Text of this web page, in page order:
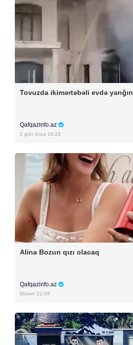
Tovuzda ikimərtəbəli evdə yanğın
Qafqazinfo.az
2 gün öncə 15:22
Alina Bozun qızı olacaq
Qafqazinfo.az
Dünən 21:09